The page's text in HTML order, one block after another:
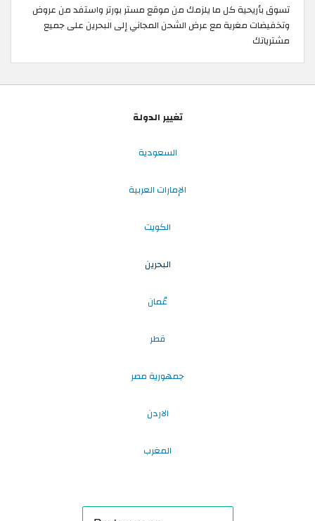
تسوق بأريحية كل ما يلزمك من موقع مستر بورتر واستفد من عروض
وتخفيضات مغرية مع عرض الشحن المجاني إلى البحرين على جميع
مشترياتك
تغيير الدولة
السعودية
الإمارات العربية
الكويت
البحرين
عُمان
قطر
جمهورية مصر
الاردن
المغرب